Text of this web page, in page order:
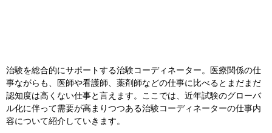
治験を総合的にサポートする治験コーディネーター。医療関係の仕
事ながらも、医師や看護師、薬剤師などの仕事に比べるとまだまだ
認知度は高くない仕事と言えます。ここでは、近年試験のグローバ
ル化に伴って需要が高まりつつある治験コーディネーターの仕事内
容について紹介していきます。